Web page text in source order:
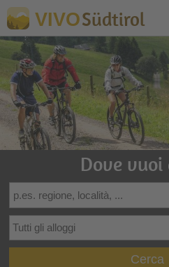
VIVOSüdtirol
Dove vuoi
Cerca